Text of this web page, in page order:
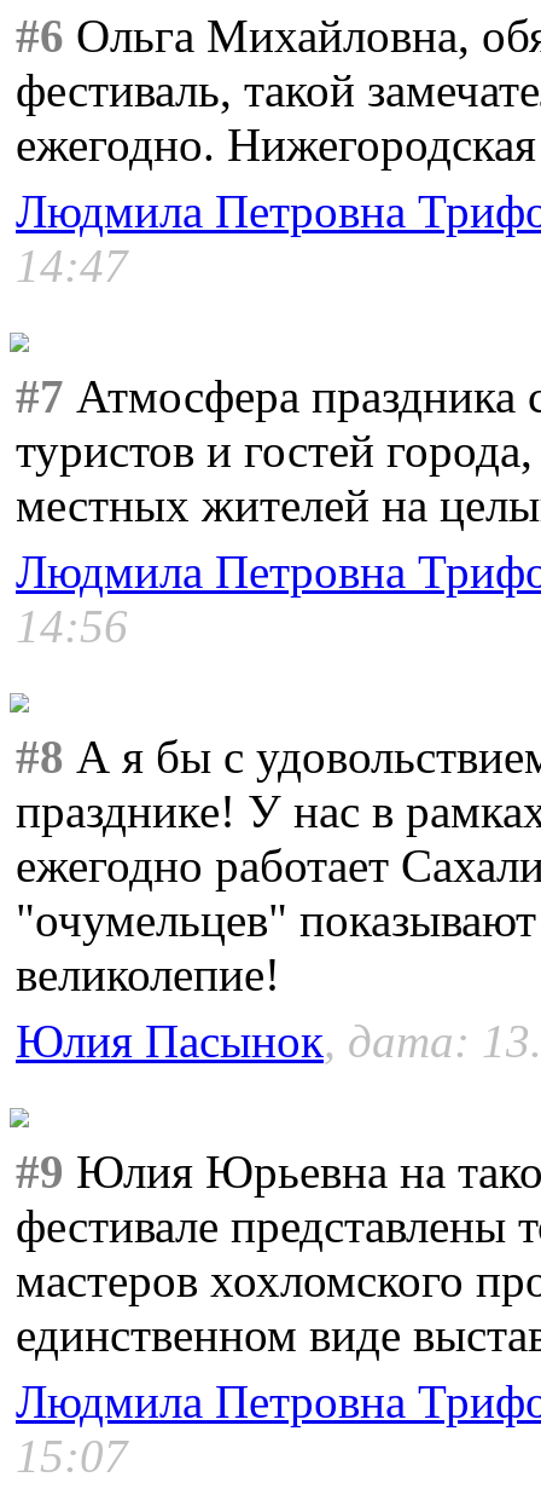
#6 Ольга Михайловна,
фестиваль, такой
ежегодно.
Людмила Петровна
14:47
#7 Атмосфера праздника
туристов и гостей
местных жителей на
Людмила Петровна
14:56
#8 А я бы с
празднике! У нас в
ежегодно работает
"очумельцев"
великолепие!
Юлия Пасынок, дата:
#9 Юлия Юрьевна на
фестивале представлены
мастеров хохломского
единственном виде
Людмила Петровна
15:07